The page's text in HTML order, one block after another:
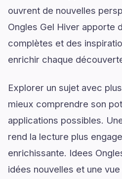
ouvrent de nouvelles
Ongles Gel Hiver apporte
complètes et des
enrichir chaque
Explorer un sujet avec
mieux comprendre son
applications possibles.
rend la lecture plus
enrichissante. Idees
idées nouvelles et une